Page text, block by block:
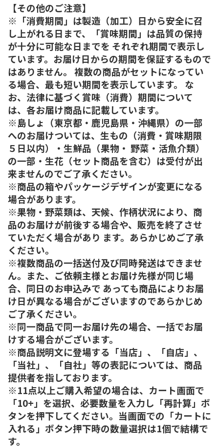
【その他のご注意】
※「消費期間」は製造（加工）日から安全に召
し上がれる日まで、「賞味期間」は品質の保持
が十分に可能な日までを それぞれ期間で表示し
ています。お届け日からの期間を保証するもので
はありません。 複数の商品がセットになってい
る場合、最も短い期間を表示しています。 な
お、法律に基づく賞味（消費）期間について
は、各お届け商品に記載しています。
※島しょ（東京都・鹿児島県・沖縄県）の一部
へのお届けついては、生もの（消費・賞味期限
５日以内）・生鮮品（果物・ 野菜・活魚介類）
の一部・生花（セット商品を含む）は受付が出
来ませんのでご了承ください。
※商品の箱やパッケージデザインが変更になる
場合があります。
※果物・野菜類は、天候、作柄状況により、商
品のお届けが前後する場合や、販売を終了させ
ていただく場合があり ます。あらかじめご了承
ください。
※複数商品の一括送付及び同時発送はできませ
ん。また、ご依頼主様とお届け先様が同じ場
合、同日のお申込みで あっても商品によりお届
け日が異なる場合がございますのであらかじめ
ご了承ください。
※同一商品で同一お届け先の場合、一括でお届
けする場合がございます。
※商品説明文に登場する「当店」、「自店」、
「当社」、「自社」等の表記については、商品
提供者を指しております。
※11点以上ご購入希望の場合は、カート画面で
「10+」を選択、必要数量を入力し「再計算」ボ
タンを押下してください。当画面での「カートに
入れる」ボタン押下時の数量選択は1個で結構で
す。